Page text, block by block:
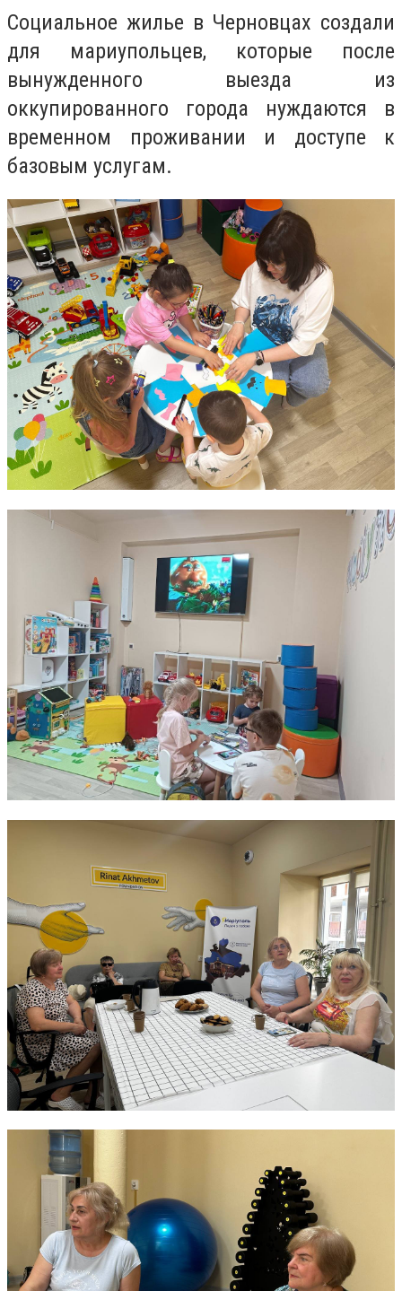
Социальное жилье в Черновцах создали
для мариупольцев, которые после
вынужденного выезда из
оккупированного города нуждаются в
временном проживании и доступе к
базовым услугам.